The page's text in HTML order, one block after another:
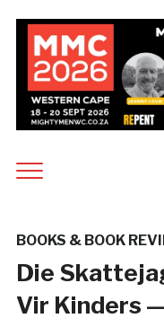
BOOKS & BOOK
Die
Vir Kinders